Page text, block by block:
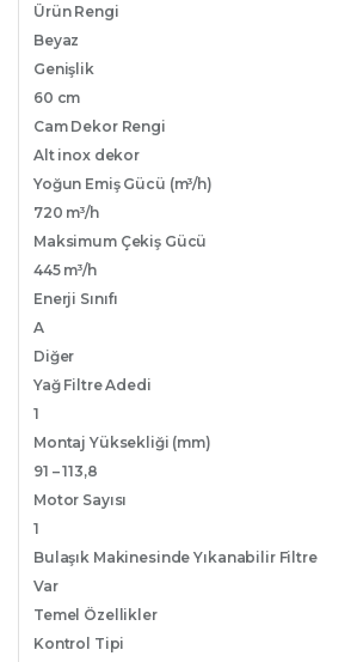
Ürün Rengi
Beyaz
Genişlik
60 cm
Cam Dekor Rengi
Alt inox dekor
Yoğun Emiş Gücü (m³/h)
720 m³/h
Maksimum Çekiş Gücü
445 m³/h
Enerji Sınıfı
A
Diğer
Yağ Filtre Adedi
1
Montaj Yüksekliği (mm)
91 – 113,8
Motor Sayısı
1
Bulaşık Makinesinde Yıkanabilir Filtre
Var
Temel Özellikler
Kontrol Tipi